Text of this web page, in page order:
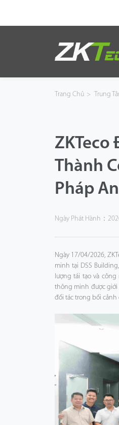
Kiểm Soát Lối Vào Thông Minh
Trang Chủ > Trung
ZKTeco
Thành
Pháp
Ngày Phát Hành：
Ngày 17/04/2026,
minh tại DSS
lượng tái tạo và
thông minh được giới
đối tác trong bối cảnh